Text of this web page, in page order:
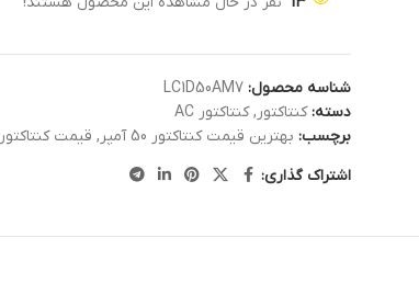
شناسه محصول: LC1D50AM7
دسته: کنتاکتور, کنتاکتور AC
برچسب: بهترین قیمت کنتاکتور 50 آمپر , قیمت کنتاکتور 50 آمپر
اشتراک گذاری: